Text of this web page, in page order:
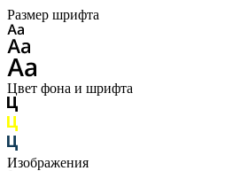
Размер шрифта
Цвет фона и шрифта
Изображения